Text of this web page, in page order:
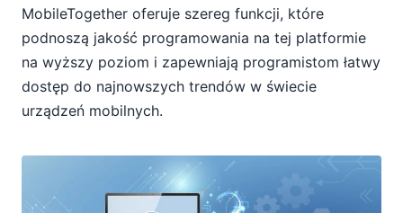
MobileTogether oferuje szereg funkcji, które
podnoszą jakość programowania na tej platformie
na wyższy poziom i zapewniają programistom łatwy
dostęp do najnowszych trendów w świecie
urządzeń mobilnych.